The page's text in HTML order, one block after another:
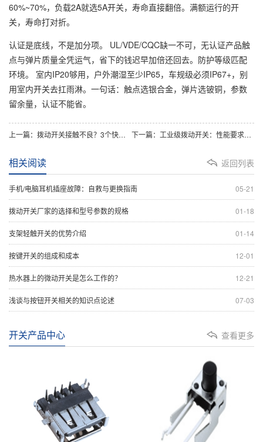
60%~70%，负载2A就选5A开关，寿命直接翻倍。满额运行的开
关，寿命打对折。
认证是底线，不是加分项。 UL/VDE/CQC缺一不可，无认证产品触
点与弹片质量全凭运气，省下的钱迟早加倍还回去。防护等级匹配
环境。 室内IP20够用，户外潮湿至少IP65，车规级必须IP67+，别
用室内开关去扛雨淋。一句话：触点选银合金，弹片选铍铜，参数
留余量，认证不能省。
上一篇：拨动开关接触不良？3个快速排查与解决方法 下一篇：工业级拨动开关：性能要求与质量检测标准
返回列表
相关阅读
05-21
手机/电脑耳机插座故障：自救与更换指南
01-18
拨动开关厂家的选择和型号参数的规格
01-14
支架轻触开关的优势介绍
12-01
按键开关的组成和成本
12-21
热水器上的微动开关是怎么工作的？
07-03
浅谈与按钮开关相关的知识点论述
查看更多
开关产品中心